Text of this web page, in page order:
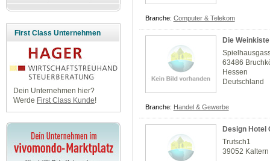
First Class Unternehmen
Dein Unternehmen hier?
Werde First Class Kunde!
Branche: Computer & Telekom
Die Weinkiste
63486
Hessen
Deutschland
Branche: Handel & Gewerbe
Design Hotel
Trutsch1
39052 Kaltern